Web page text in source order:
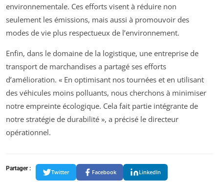
environnementale. Ces efforts visent à réduire non
seulement les émissions, mais aussi à promouvoir des
modes de vie plus respectueux de l’environnement.
Enfin, dans le domaine de la logistique, une entreprise de
transport de marchandises a partagé ses efforts
d’amélioration. « En optimisant nos tournées et en utilisant
des véhicules moins polluants, nous cherchons à minimiser
notre empreinte écologique. Cela fait partie intégrante de
notre stratégie de durabilité », a précisé le directeur
opérationnel.
Partager :
Twitter Facebook LinkedIn